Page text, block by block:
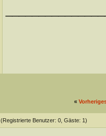
«
(Registrierte Benutzer: 0, Gäste: 1)